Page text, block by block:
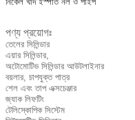
পণ্য প্রয়োগঃ
তেলের সিলিন্ডার
এয়ার সিলিন্ডার,
অটোমোটিভ সিলিন্ডার আউটলাইনার
বয়লার, চাপযুক্ত পাত্র
শেল এবং তাপ এক্সচেঞ্জার
জ্যাক লিফটিং
টেলিস্কোপিক সিস্টেম